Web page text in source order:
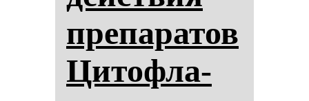
пре­па­ра­тов
Ци­тоф­ла­